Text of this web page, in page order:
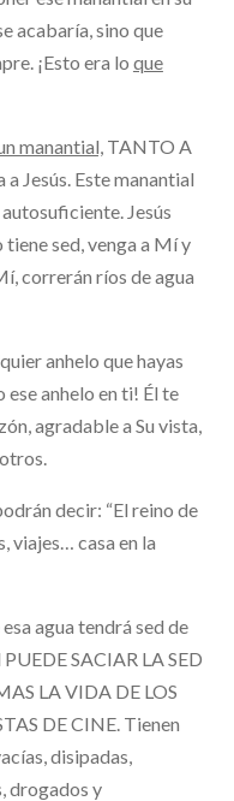
acabaría, sino que
¡Esto era lo que
manantial,TANTO A
Jesús. Este manantial
Jesús
tiene sed, venga a Mí y
correrán ríos de agua
anhelo que hayas
ese anhelo en ti! Él te
agradable a Su vista,
decir: “El reino de
viajes… casa en la
agua tendrá sed de
SACIAR LA SED
LA VIDA DE LOS
DE CINE. Tienen
disipadas,
drogados y